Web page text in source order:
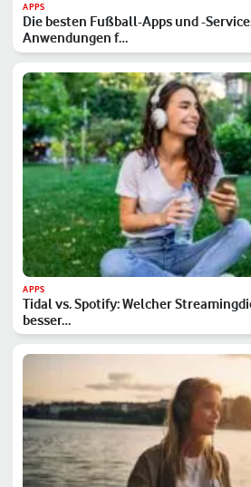
APPS
Die besten Fußball-Apps und -
Anwendungen f…
APPS
Tidal vs. Spotify: Welcher
besser…